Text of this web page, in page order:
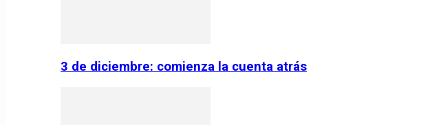
3 de diciembre: comienza la cuenta atrás